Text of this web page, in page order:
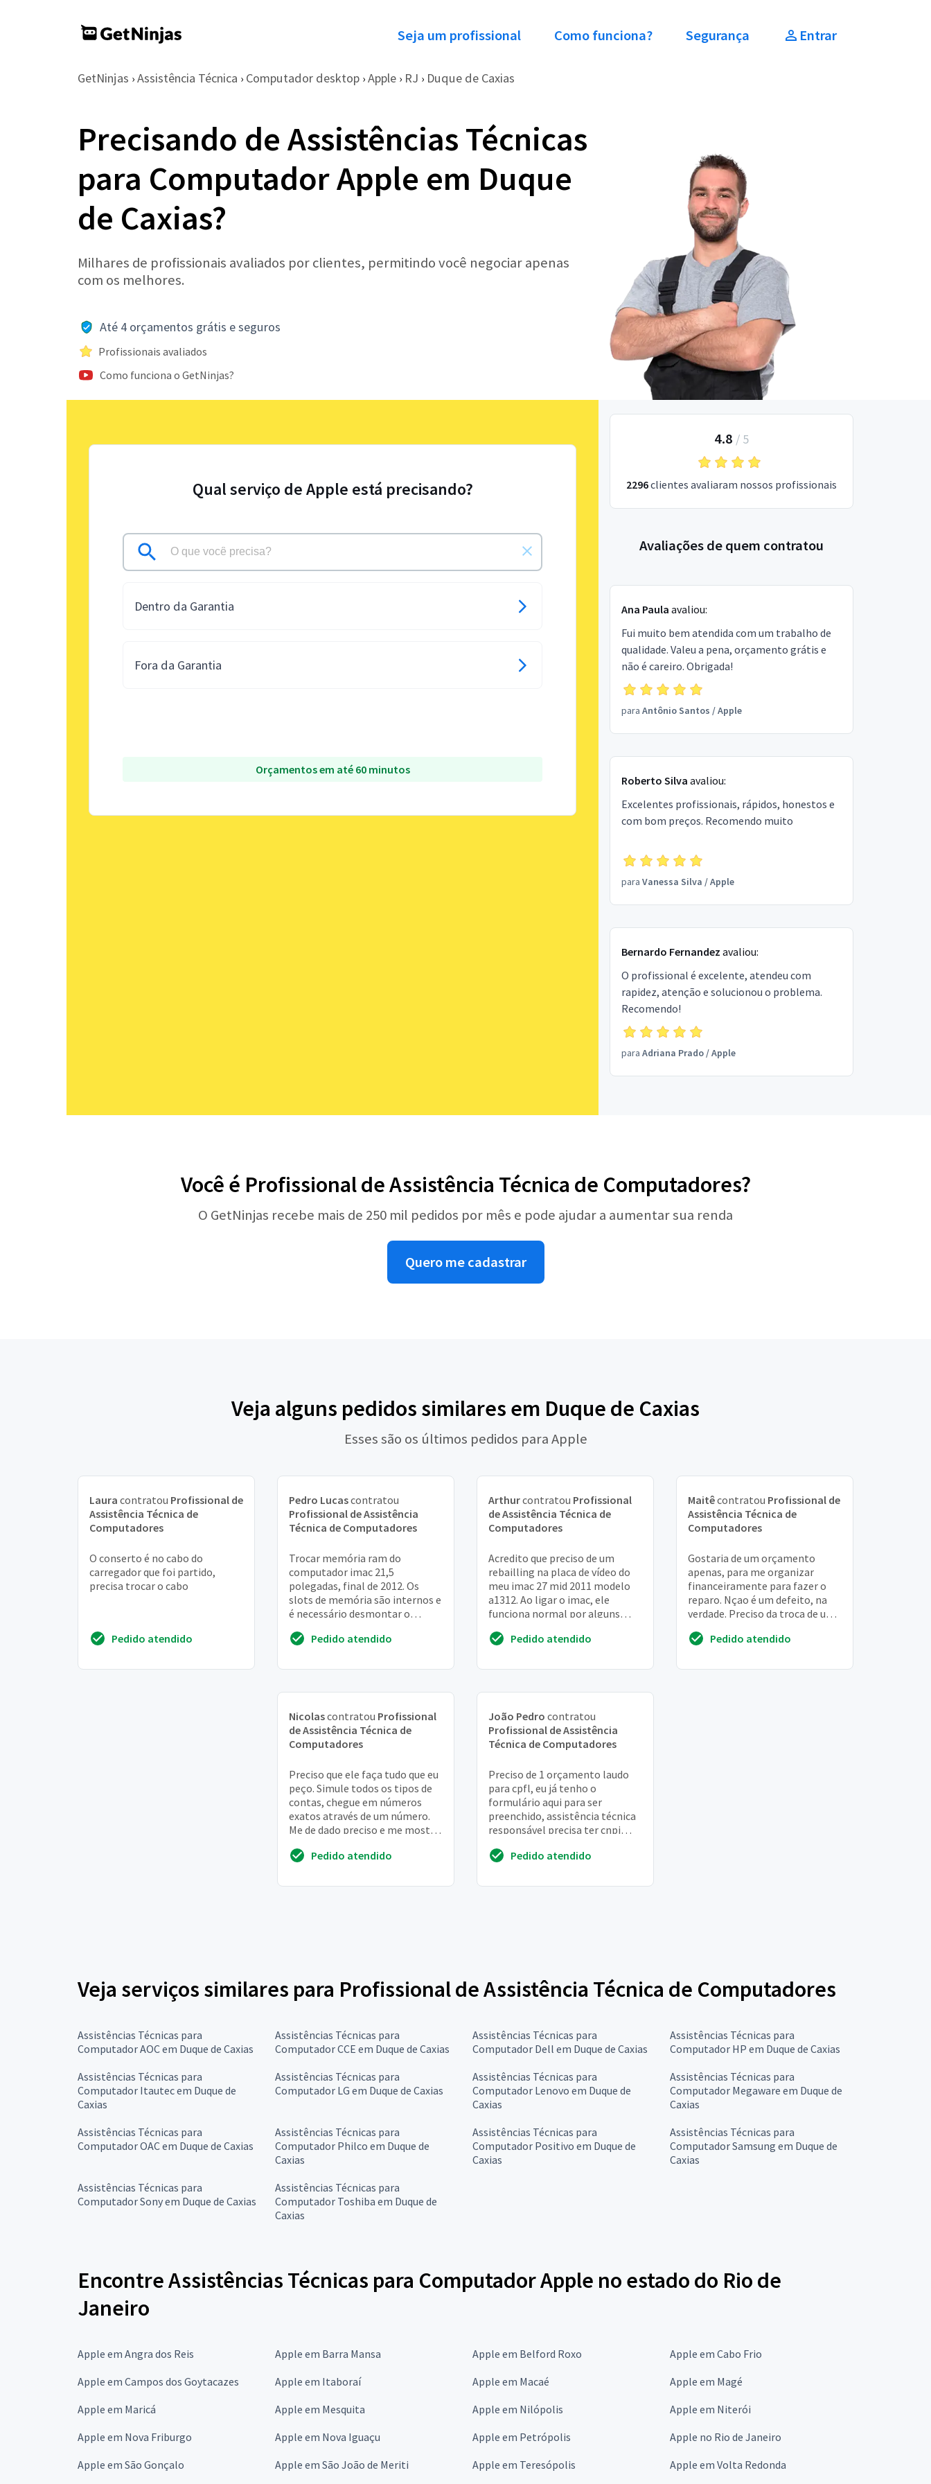
Seja um profissional Como funciona? Segurança Entrar
GetNinjas › Assistência Técnica › Computador desktop › Apple › RJ › Duque de Caxias
Precisando de Assistências Técnicas
para Computador Apple em Duque
de Caxias?
Milhares de profissionais avaliados por clientes, permitindo você negociar apenas
com os melhores.
Até 4 orçamentos grátis e seguros
Profissionais avaliados
Como funciona o GetNinjas?
Qual serviço de Apple está precisando?
Dentro da Garantia
Fora da Garantia
Orçamentos em até 60 minutos
4.8 / 5
2296clientes avaliaram nossos profissionais
Avaliações de quem contratou
Ana Paula avaliou:
Fui muito bem atendida com um trabalho de
qualidade. Valeu a pena, orçamento grátis e
não é careiro. Obrigada!
para Antônio Santos /Apple
Roberto Silva avaliou:
Excelentes profissionais, rápidos, honestos e
com bom preços. Recomendo muito
para Vanessa Silva /Apple
Bernardo Fernandez avaliou:
O profissional é excelente, atendeu com
rapidez, atenção e solucionou o problema.
Recomendo!
para Adriana Prado/Apple
Você é Profissional de Assistência Técnica de Computadores?
O GetNinjas recebe mais de 250 mil pedidos por mês e pode ajudar a aumentar sua renda
Quero me cadastrar
Veja alguns pedidos similares em Duque de Caxias
Esses são os últimos pedidos para Apple
Laura contratou Profissional de
Assistência Técnica de
Computadores
O conserto é no cabo do
carregador que foi partido,
precisa trocar o cabo
Pedido atendido
Pedro Lucascontratou
Profissional de Assistência
Técnica de Computadores
Trocar memória ram do
computador imac 21,5
polegadas, final de 2012. Os
slots de memória são internos e
é necessário desmontar o
substituição da memória ram
Pedido atendido
Arthurcontratou Profissional
de Assistência Técnica de
Computadores
Acredito que preciso de um
rebailling na placa de vídeo do
meu imac 27 mid 2011 modelo
a1312. Ao ligar o imac, ele
funciona normal por alguns
de riscos e...
Pedido atendido
Maitêcontratou Profissional de
Assistência Técnica de
Computadores
Gostaria de um orçamento
apenas, para me organizar
financeiramente para fazer o
reparo. Nçao é um defeito, na
verdade. Preciso da troca de um
Pedido atendido
Nicolascontratou Profissional
de Assistência Técnica de
Computadores
Preciso que ele faça tudo que eu
peço. Simule todos os tipos de
contas, chegue em números
exatos através de um número.
Me de dado preciso e me mostre
Pedido atendido
João Pedro contratou
Profissional de Assistência
Técnica de Computadores
Preciso de 1 orçamento laudo
para cpfl, eu já tenho o
formulário aqui para ser
preenchido, assistência técnica
responsável precisa ter cnpj
ou crt ou cft ,...
Pedido atendido
Veja serviços similares para Profissional de Assistência Técnica de Computadores
Assistências Técnicas para
Computador AOC em Duque de Caxias
Assistências Técnicas para
Computador CCE em Duque de Caxias
Assistências Técnicas para
Computador Dell em Duque de Caxias
Assistências Técnicas para
Computador HP em Duque de Caxias
Assistências Técnicas para
Computador Itautec em Duque de
Caxias
Assistências Técnicas para
Computador LG em Duque de Caxias
Assistências Técnicas para
Computador Lenovo em Duque de
Caxias
Assistências Técnicas para
Computador Megaware em Duque de
Caxias
Assistências Técnicas para
Computador OAC em Duque de Caxias
Assistências Técnicas para
Computador Philco em Duque de
Caxias
Assistências Técnicas para
Computador Positivo em Duque de
Caxias
Assistências Técnicas para
Computador Samsung em Duque de
Caxias
Assistências Técnicas para
Computador Sony em Duque de Caxias
Assistências Técnicas para
Computador Toshiba em Duque de
Caxias
Encontre Assistências Técnicas para Computador Apple no estado do Rio de
Janeiro
Apple em Angra dos Reis Apple em Barra Mansa Apple em Belford Roxo
Apple em Cabo Frio
Apple em Campos dos Goytacazes
Apple em Itaboraí Apple em Macaé
Apple em Magé
Apple em Maricá
Apple em Mesquita Apple em Nilópolis
Apple em Niterói
Apple em Nova Friburgo
Apple em Nova Iguaçu Apple em Petrópolis
Apple no Rio de Janeiro
Apple em São Gonçalo
Apple em São João de Meriti Apple em Teresópolis Apple em Volta Redonda